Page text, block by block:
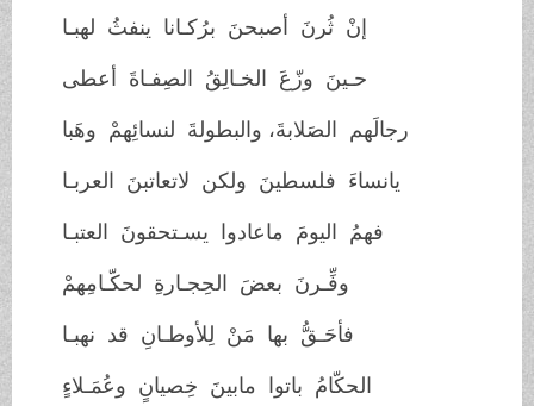
إنْ ثُرنَ أصبحنَ برُكـانا ينفثُ لهبـا
حـينَ وزّعَ الخـالِقُ الصِفـاةَ أعطى
رجالَهم الصَلابةَ، والبطولةَ لنسائِهمْ وهَبا
يانساءَ فلسطينَ ولكن لاتعاتبنَ العربـا
فهمُ اليومَ ماعادوا يسـتحقونَ العتبـا
وفِّـرنَ بعضَ الحِجـارةِ لحكّـامِهمْ
فأحَـقُّ بها مَنْ لِلأوطـانِ قد نهبـا
الحكّامُ باتوا مابينَ خِصيانٍ وعُمَـلاءٍ